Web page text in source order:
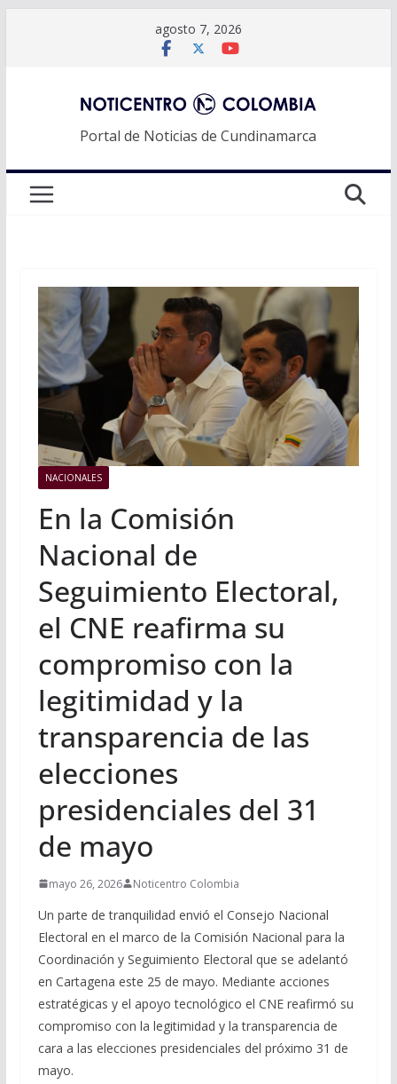
agosto 7, 2026
Portal de Noticias de Cundinamarca
NACIONALES
En la Comisión
Nacional de
Seguimiento Electoral,
el CNE reafirma su
compromiso con la
legitimidad y la
transparencia de las
elecciones
presidenciales del 31
de mayo
mayo 26, 2026 Noticentro Colombia
Un parte de tranquilidad envió el Consejo Nacional
Electoral en el marco de la Comisión Nacional para la
Coordinación y Seguimiento Electoral que se adelantó
en Cartagena este 25 de mayo. Mediante acciones
estratégicas y el apoyo tecnológico el CNE reafirmó su
compromiso con la legitimidad y la transparencia de
cara a las elecciones presidenciales del próximo 31 de
mayo.